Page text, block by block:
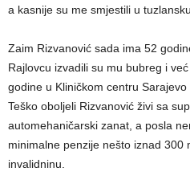
a kasnije su me smjestili u
Zaim Rizvanović sada ima 52
Rajlovcu izvadili su mu bubreg i
godine u Kliničkom centru
Teško oboljeli Rizvanović živi sa
automehaničarski zanat, a posla
minimalne penzije nešto iznad 300
invalidninu.